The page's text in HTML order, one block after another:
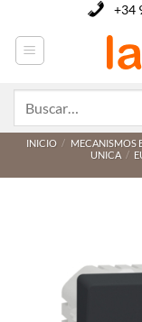
contenido
+34
INICIO / MECANISMOS
UNICA /